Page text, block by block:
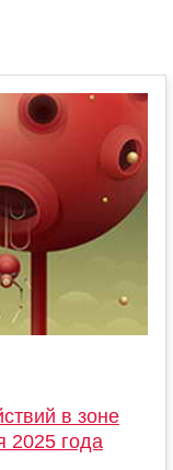
в зоне
2025 года